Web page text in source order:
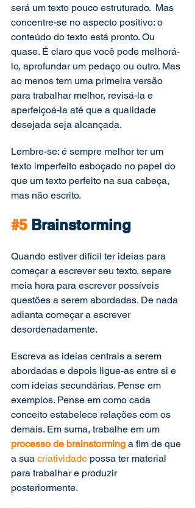
será um texto pouco estruturado.  Mas
concentre-se no aspecto positivo: o
conteúdo do texto está pronto. Ou
quase. É claro que você pode melhorá-
lo, aprofundar um pedaço ou outro. Mas
ao menos tem uma primeira versão
para trabalhar melhor, revisá-la e
aperfeiçoá-la até que a qualidade
desejada seja alcançada.
Lembre-se: é sempre melhor ter um
texto imperfeito esboçado no papel do
que um texto perfeito na sua cabeça,
mas não escrito.
#5 Brainstorming
Quando estiver difícil ter ideias para
começar a escrever seu texto, separe
meia hora para escrever possíveis
questões a serem abordadas. De nada
adianta começar a escrever
desordenadamente.
Escreva as ideias centrais a serem
abordadas e depois ligue-as entre si e
com ideias secundárias. Pense em
exemplos. Pense em como cada
conceito estabelece relações com os
demais. Em suma, trabalhe em um
processo de brainstorming a fim de que
a sua criatividade possa ter material
para trabalhar e produzir
posteriormente.